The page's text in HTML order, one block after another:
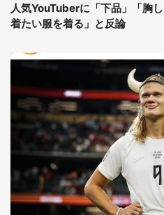
人気YouTuberに「下品」「胸
着たい服を着る」と反論